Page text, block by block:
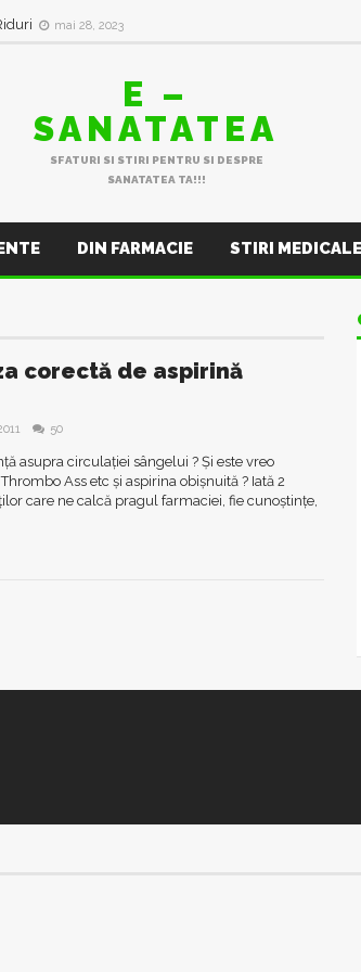
mai 28, 2023
E –
SANATATEA
SFATURI SI STIRI PENTRU SI DESPRE
SANATATEA TA!!!
DIN FARMACIE STIRI MEDICALE
corectă de aspirină
50
asupra circulației sângelui ? Și este vreo
Ass etc și aspirina obișnuită ? Iată 2
care ne calcă pragul farmaciei, fie cunoștințe,